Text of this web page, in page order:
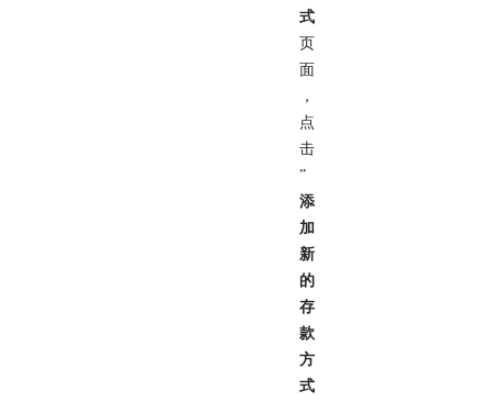
式
页
面
，
点
击
”
添
加
新
的
存
款
方
式